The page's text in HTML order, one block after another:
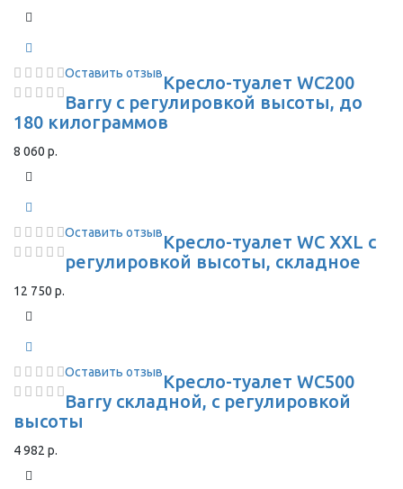
Оставить отзывКресло-туалет WC200
Barry с регулировкой высоты, до
180 килограммов
8 060 р.
Оставить отзывКресло-туалет WC XXL с
регулировкой высоты, складное
12 750 р.
Оставить отзывКресло-туалет WC500
Barry складной, с регулировкой
высоты
4 982 р.